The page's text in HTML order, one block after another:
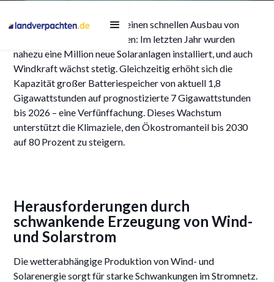
Zukunftsfähige
Stromerzeugung für die
Energiewende
26/5/2025
Deutschland erlebt aktuell einen schnellen Ausbau von
erneuerbaren Energieanlagen: Im letzten Jahr wurden
nahezu eine Million neue Solaranlagen installiert, und auch
Windkraft wächst stetig. Gleichzeitig erhöht sich die
Kapazität großer Batteriespeicher von aktuell 1,8
Gigawattstunden auf prognostizierte 7 Gigawattstunden
bis 2026 – eine Verfünffachung. Dieses Wachstum
unterstützt die Klimaziele, den Ökostromanteil bis 2030
auf 80 Prozent zu steigern.
Herausforderungen durch
schwankende Erzeugung von Wind-
und Solarstrom
Die wetterabhängige Produktion von Wind- und
Solarenergie sorgt für starke Schwankungen im Stromnetz.